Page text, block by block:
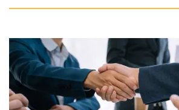
Scopri di più Finanziamenti per Investimenti